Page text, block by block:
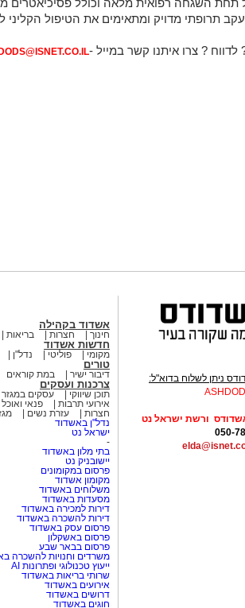
תחת השגחה רפואית מלאה וכולל פסיכיאטרים
תרופתי מדויק ומתאימים את הטיפול הקליני
לדווח ? צרו איתנו קשר במייל -
ניתן לשלוח בדוא"ל:
ורשת ישראל נט
050-
אשדוד בקהילה
חינוך חצרות בריאות
חדשות אשדוד
מקומי פוליטי נדל"ן
טורים
דיבור ישיר במת קוראים
צרכנות ועסקים
תוכן שיווקי
עסקים
אירועי תרבות
פנאי ואוכל
חצרות
עזרת נשים
נדל"ן באשדוד
ישראל נט
-
בתי מלון באשדוד
יישובניק נט
פרסום במקומונים
מקומון אשדוד
משלוחים באשדוד
מסעדות באשדוד
דירות למכירה באשדוד
דירות להשכרה באשדוד
פרסום עסק באשדוד
פרסום באשקלון
פרסום בבאר שבע
משרדים וחנויות להשכרה
ייעוץ טכנולוגי ופתרונות AI
שרותי בריאות באשדוד
אירועים באשדוד
דרושים באשדוד
חוגים באשדוד